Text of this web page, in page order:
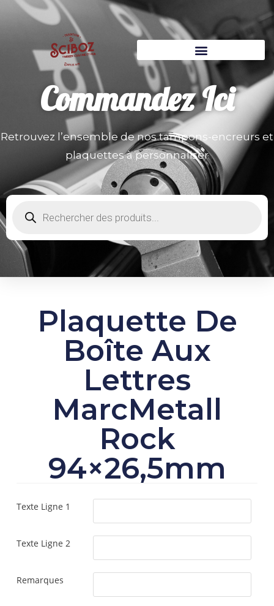
CommandezIci
Retrouvez l’ensemble de nos tampons-encreurs et
plaquettes à personnaliser
Plaquette De
Boîte Aux
Lettres
MarcMetall
Rock
94×26,5mm
Texte Ligne 1
Texte Ligne 2
Remarques